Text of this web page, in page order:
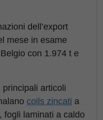
dell’export
mese in esame
con 1.974 t e
articoli
coils zincati a
fogli laminati a caldo